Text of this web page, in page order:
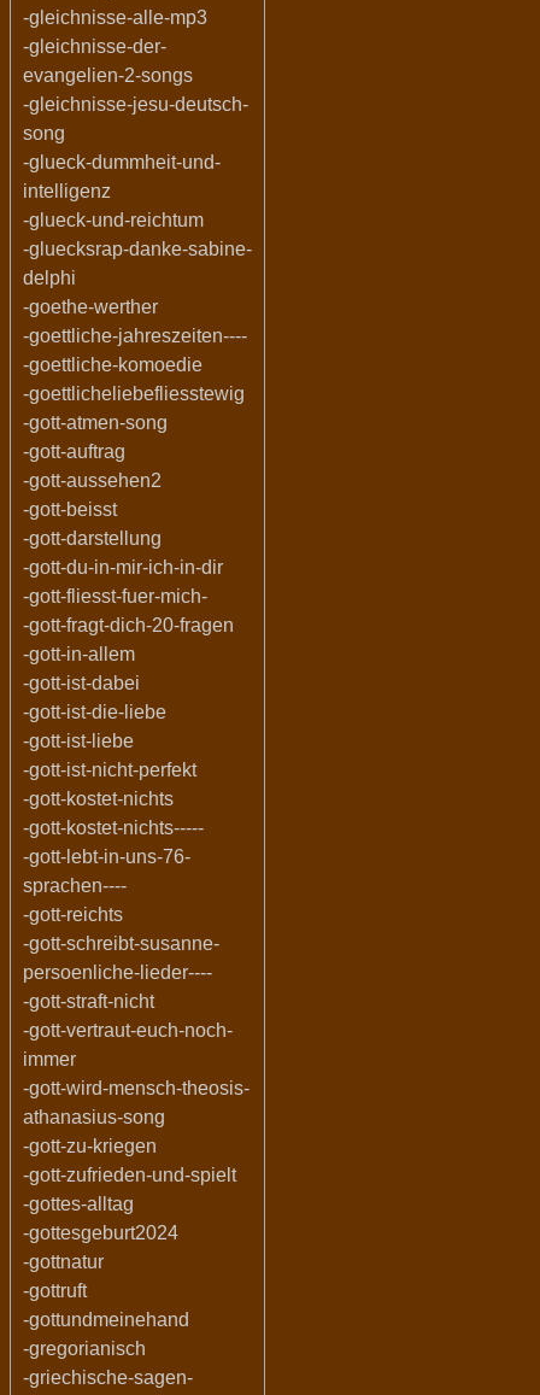
-gleichnisse-alle-mp3
-gleichnisse-der-
evangelien-2-songs
-gleichnisse-jesu-deutsch-
song
-glueck-dummheit-und-
intelligenz
-glueck-und-reichtum
-gluecksrap-danke-sabine-
delphi
-goethe-werther
-goettliche-jahreszeiten----
-goettliche-komoedie
-goettlicheliebefliesstewig
-gott-atmen-song
-gott-auftrag
-gott-aussehen2
-gott-beisst
-gott-darstellung
-gott-du-in-mir-ich-in-dir
-gott-fliesst-fuer-mich-
-gott-fragt-dich-20-fragen
-gott-in-allem
-gott-ist-dabei
-gott-ist-die-liebe
-gott-ist-liebe
-gott-ist-nicht-perfekt
-gott-kostet-nichts
-gott-kostet-nichts-----
-gott-lebt-in-uns-76-
sprachen----
-gott-reichts
-gott-schreibt-susanne-
persoenliche-lieder----
-gott-straft-nicht
-gott-vertraut-euch-noch-
immer
-gott-wird-mensch-theosis-
athanasius-song
-gott-zu-kriegen
-gott-zufrieden-und-spielt
-gottes-alltag
-gottesgeburt2024
-gottnatur
-gottruft
-gottundmeinehand
-gregorianisch
-griechische-sagen-